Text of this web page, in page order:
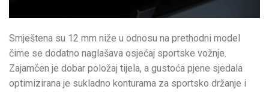
Smještena su 12 mm niže u odnosu na prethodni model
čime se dodatno naglašava osjećaj sportske vožnje.
Zajamčen je dobar položaj tijela, a gustoća pjene sjedala
optimizirana je sukladno konturama za sportsko držanje i